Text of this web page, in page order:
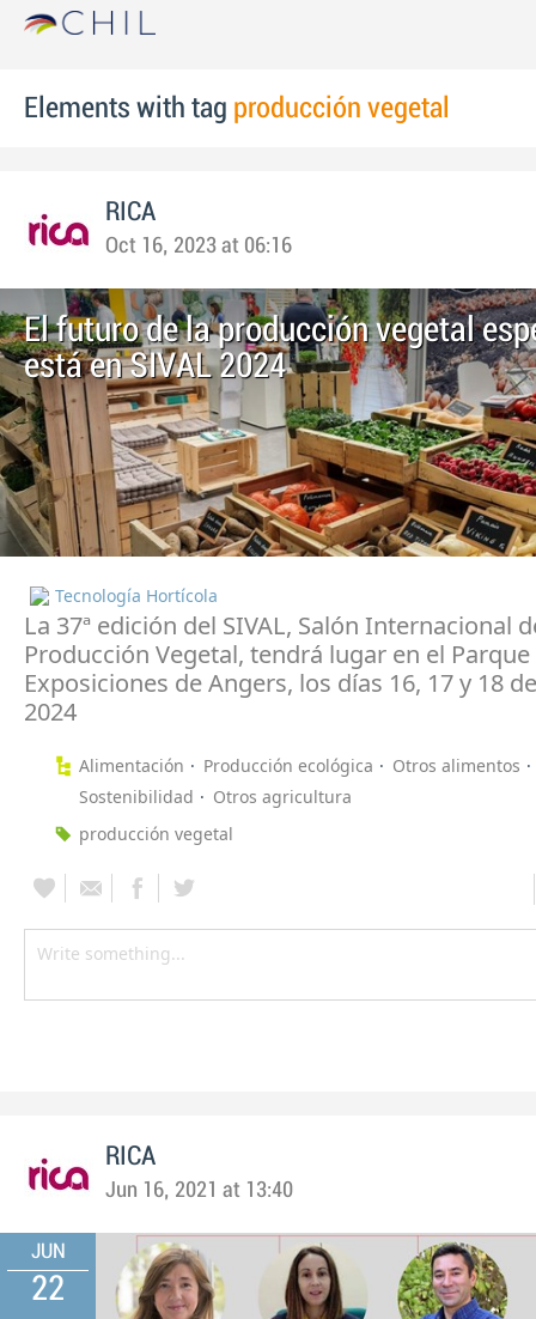
Elements with tag producción vegetal
RICA
Oct 16, 2023 at 06:16
El futuro de la producción vegetal
está en SIVAL 2024
Tecnología Hortícola
La 37ª edición del SIVAL, Salón Internacional
Producción Vegetal, tendrá lugar en el Parque
Exposiciones de Angers, los días 16, 17 y 18
2024
Alimentación Producción ecológica
Otros alimentos
Sostenibilidad
Otros agricultura
producción vegetal
RICA
Jun 16, 2021 at 13:40
JUN
22